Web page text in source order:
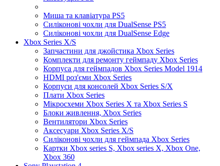
Миша та клавіатура PS5
Силіконові чохли для DualSense PS5
Силіконові чохли для DualSense Edge
Xbox Series X/S
Запчастини для джойстика Xbox Series
Комплекти для ремонту геймпаду Xbox Series
Корпуса для геймпадов Xbox Series Model 1914
HDMI роз'єми Xbox Series
Корпуси для консолей Xbox Series S/X
Плати Xbox Series
Мікросхеми Xbox Series X та Xbox Series S
Блоки живлення, Xbox Series
Вентилятори Xbox Series
Аксесуари Xbox Series X/S
Силіконові чохли для геймпада Xbox Series
Картки Xbox series S, Xbox series X, Xbox One,
Xbox 360